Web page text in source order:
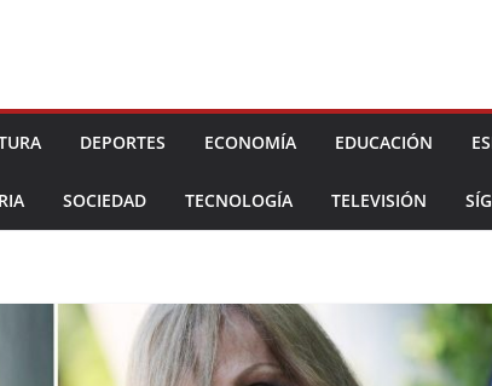
DEPORTES ECONOMÍA EDUCACIÓN
SOCIEDAD TECNOLOGÍA TELEVISIÓN